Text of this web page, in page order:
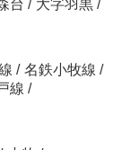
台 / 大字羽黒 /
/ 名鉄小牧線 /
線 /